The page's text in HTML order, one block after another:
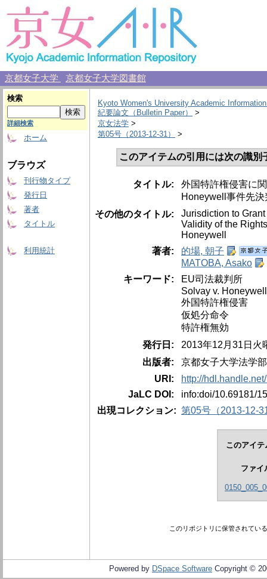
京都女子大学 京都女子大学図書館
検索
詳細検索
ホーム
ブラウズ
刊行物タイプ
発行日
著者
タイトル
利用統計
Kyoto Women's University Academic
紀要論文（Bulletin Paper）
>
京女法学 >
第05号（2013-12-31）
>
このアイテムの引用には次の識
タイトル:
外国特許権侵害に
Honeywell事件先決
その他のタイトル:
Jurisdiction to
Validity of the
Honeywell
著者:
的場, 朝子
MATOBA, Asako
キーワード:
EU司法裁判所
Solvay v. Honeywell
外国特許権侵害
仮処分命令
特許権無効
発行日:
2013年12月31日火
出版者:
京都女子大学法学部
URI:
http://
JaLC DOI:
info:doi/10.69181/
出現コレクション: 第05号（2013-12-
このアイ
ファイ
このリポジトリに保管されてい
Powered by DSpace Software Copyright ©